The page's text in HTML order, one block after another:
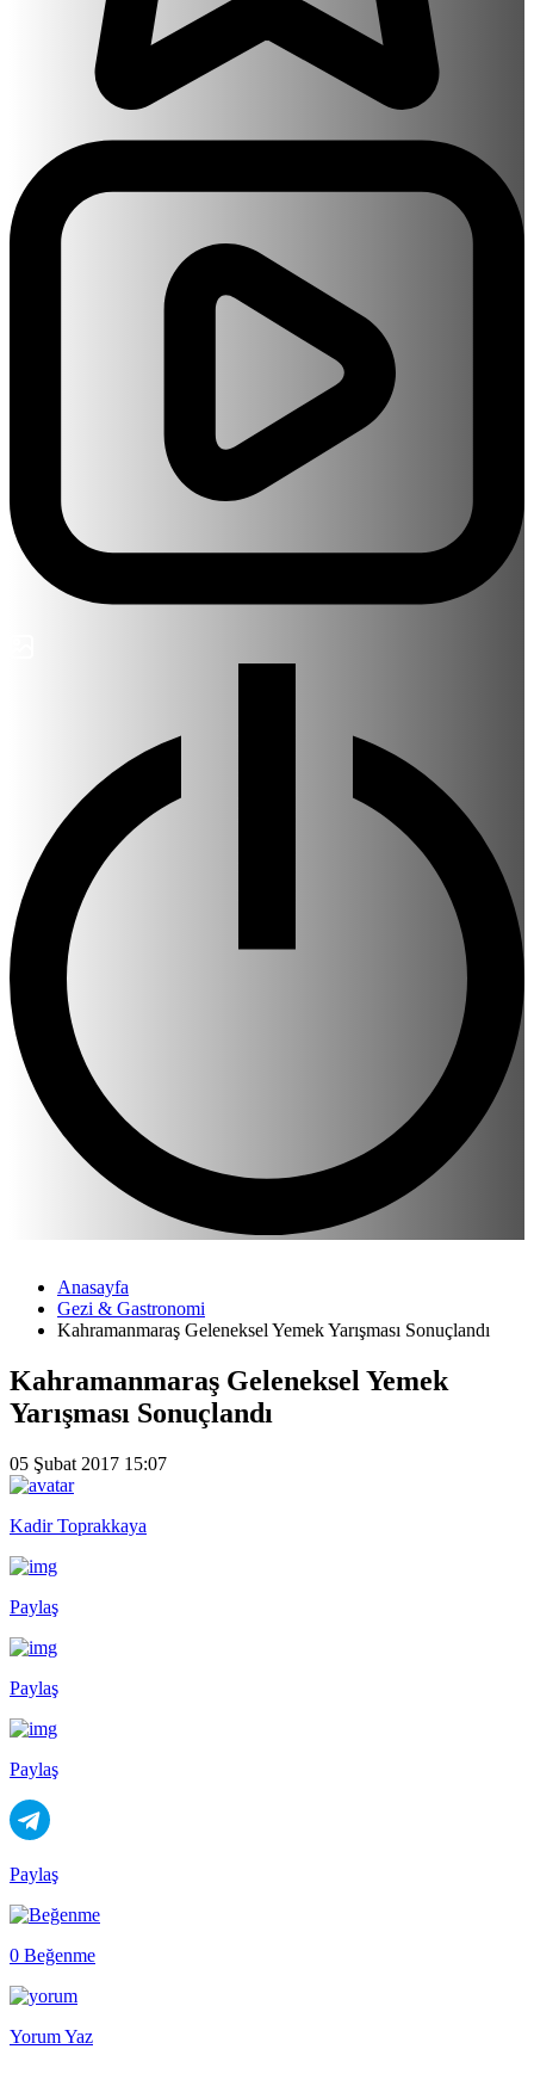
Anasayfa
Gezi & Gastronomi
Kahramanmaraş Geleneksel Yemek Yarışması Sonuçlandı
Kahramanmaraş Geleneksel Yemek
Yarışması Sonuçlandı
05 Şubat 2017 15:07
Kadir Toprakkaya
Paylaş
Paylaş
Paylaş
Paylaş
0 Beğenme
Yorum Yaz